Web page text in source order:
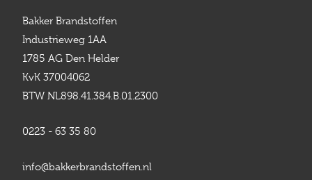
Bakker Brandstoffen
Industrieweg 1AA
1785 AG Den Helder
KvK 37004062
BTW NL898.41.384.B.01.2300
0223 - 63 35 80
info@bakkerbrandstoffen.nl